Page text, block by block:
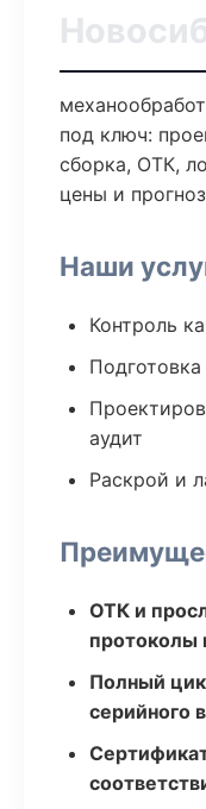
под ключ:
сборка, ОТК,
цены и
Наши
Контроль
аудит
Раскрой и
ОТК и
протоколы
Полный
серийного